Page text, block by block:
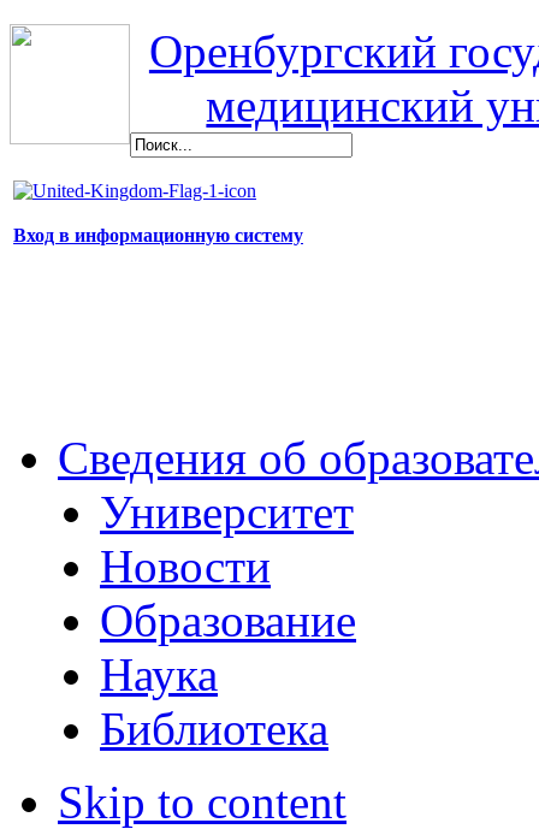
Оренбургский
медицинский
Вход в информационную систему
Сведения об
Университет
Новости
Образование
Наука
Библиотека
Skip to content